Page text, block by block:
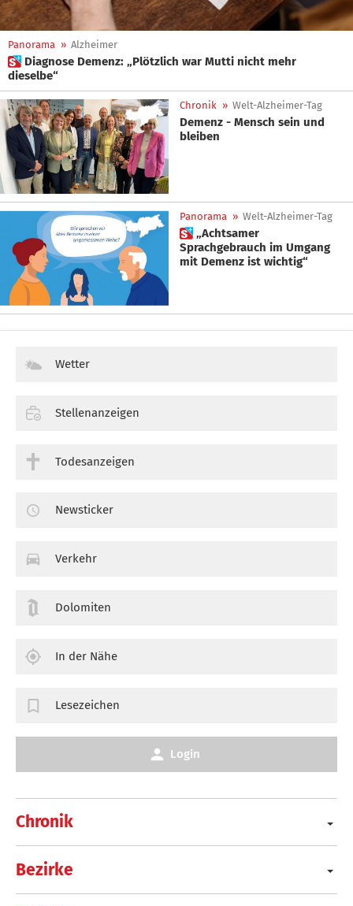
Panorama » Alzheimer
 Diagnose Demenz: „Plötzlich war Mutti nicht mehr
dieselbe“
Chronik » Welt-Alzheimer-Tag
Demenz - Mensch sein und
bleiben
Panorama » Welt-Alzheimer-Tag
 „Achtsamer
Sprachgebrauch im Umgang
mit Demenz ist wichtig“
Chronik
Bezirke
Wetter
Stellenanzeigen
Todesanzeigen
Newsticker
Verkehr
Dolomiten
In der Nähe
Lesezeichen
Login